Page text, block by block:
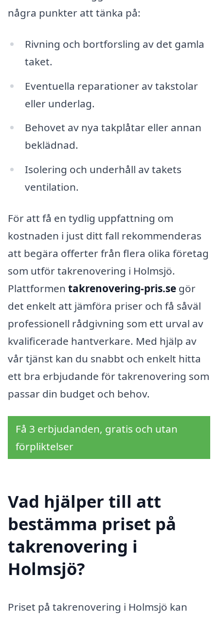
några punkter att tänka på:
Rivning och bortforsling av det gamla
taket.
Eventuella reparationer av takstolar
eller underlag.
Behovet av nya takplåtar eller annan
beklädnad.
Isolering och underhåll av takets
ventilation.
För att få en tydlig uppfattning om
kostnaden i just ditt fall rekommenderas
att begära offerter från flera olika företag
som utför takrenovering i Holmsjö.
Plattformen takrenovering-pris.se gör
det enkelt att jämföra priser och få såväl
professionell rådgivning som ett urval av
kvalificerade hantverkare. Med hjälp av
vår tjänst kan du snabbt och enkelt hitta
ett bra erbjudande för takrenovering som
passar din budget och behov.
Få 3 erbjudanden, gratis och utan
förpliktelser
Vad hjälper till att
bestämma priset på
takrenovering i
Holmsjö?
Priset på takrenovering i Holmsjö kan